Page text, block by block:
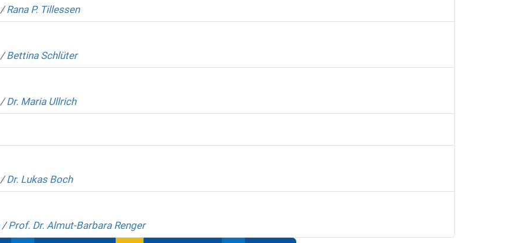
/Rana P. Tillessen
/Bettina Schlüter
/Dr. Maria Ullrich
/Dr. Lukas Boch
/Prof. Dr. Almut-Barbara Renger